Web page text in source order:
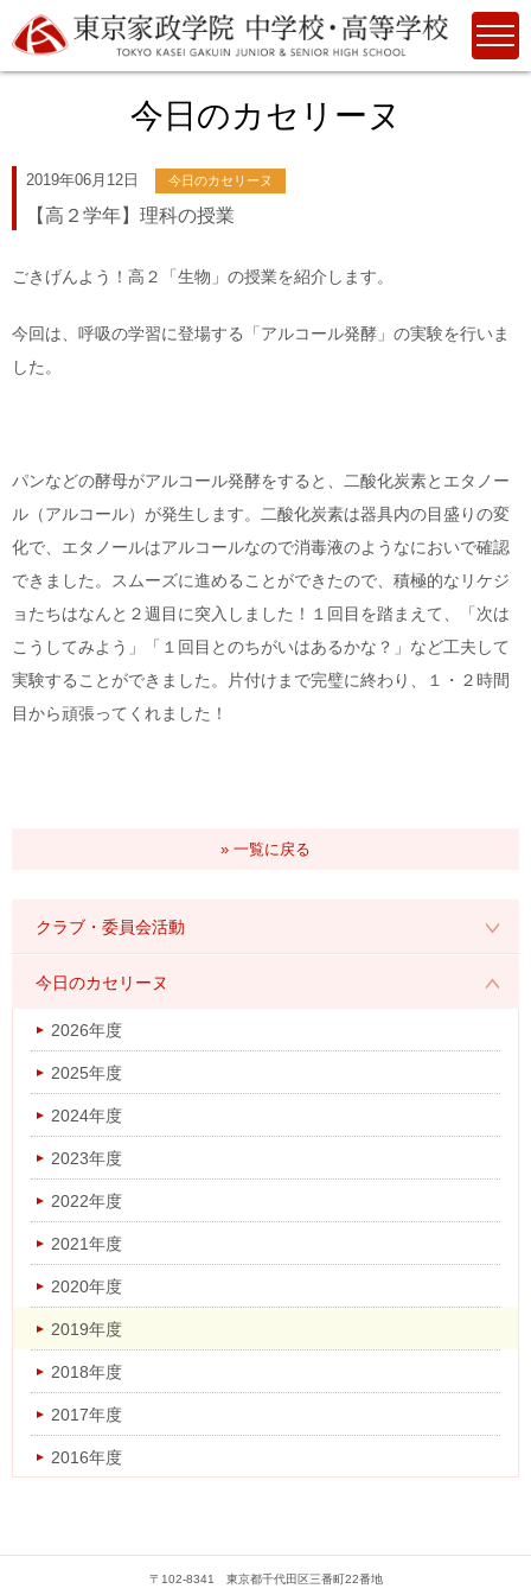
今日のカセリーヌ
2019年06月12日 今日のカセリーヌ
【高２学年】理科の授業
ごきげんよう！高２「生物」の授業を紹介します。
今回は、呼吸の学習に登場する「アルコール発酵」の実験を行いま
した。
パンなどの酵母がアルコール発酵をすると、二酸化炭素とエタノー
ル（アルコール）が発生します。二酸化炭素は器具内の目盛りの変
化で、エタノールはアルコールなので消毒液のようなにおいで確認
できました。スムーズに進めることができたので、積極的なリケジ
ョたちはなんと２週目に突入しました！１回目を踏まえて、「次は
こうしてみよう」「１回目とのちがいはあるかな？」など工夫して
実験することができました。片付けまで完璧に終わり、１・２時間
目から頑張ってくれました！
» 一覧に戻る
クラブ・委員会活動
2026年度
今日のカセリーヌ
2026年度
2025年度
2024年度
2023年度
2022年度
2021年度
2020年度
2019年度
2018年度
2017年度
2016年度
〒102-8341 東京都千代田区三番町22番地